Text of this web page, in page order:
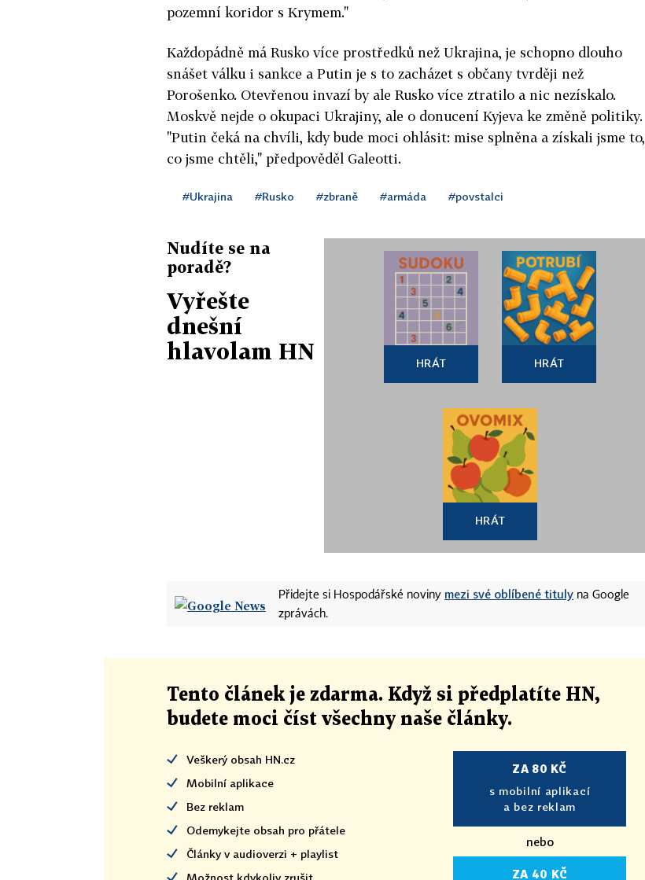
pozemní koridor s Krymem."
Každopádně má Rusko více prostředků než Ukrajina, je schopno dlouho
snášet válku i sankce a Putin je s to zacházet s občany tvrději než
Porošenko. Otevřenou invazí by ale Rusko více ztratilo a nic nezískalo.
Moskvě nejde o okupaci Ukrajiny, ale o donucení Kyjeva ke změně politiky.
"Putin čeká na chvíli, kdy bude moci ohlásit: mise splněna a získali jsme to,
co jsme chtěli," předpověděl Galeotti.
#Ukrajina #Rusko #zbraně #armáda #povstalci
Nudíte se na
poradě?
Vyřešte
dnešní
hlavolam HN
HRÁT HRÁT
HRÁT
Přidejte si Hospodářské noviny mezi své oblíbené tituly na Google
zprávách.
Tento článek je zdarma. Když si předplatíte HN,
budete moci číst všechny naše články.
Veškerý obsah HN.cz
Mobilní aplikace
Bez reklam
Odemykejte obsah pro přátele
Články v audioverzi + playlist
Možnost kdykoliv zrušit
ZA 80 KČ
s mobilní aplikací
a bez reklam
nebo
ZA 40 KČ